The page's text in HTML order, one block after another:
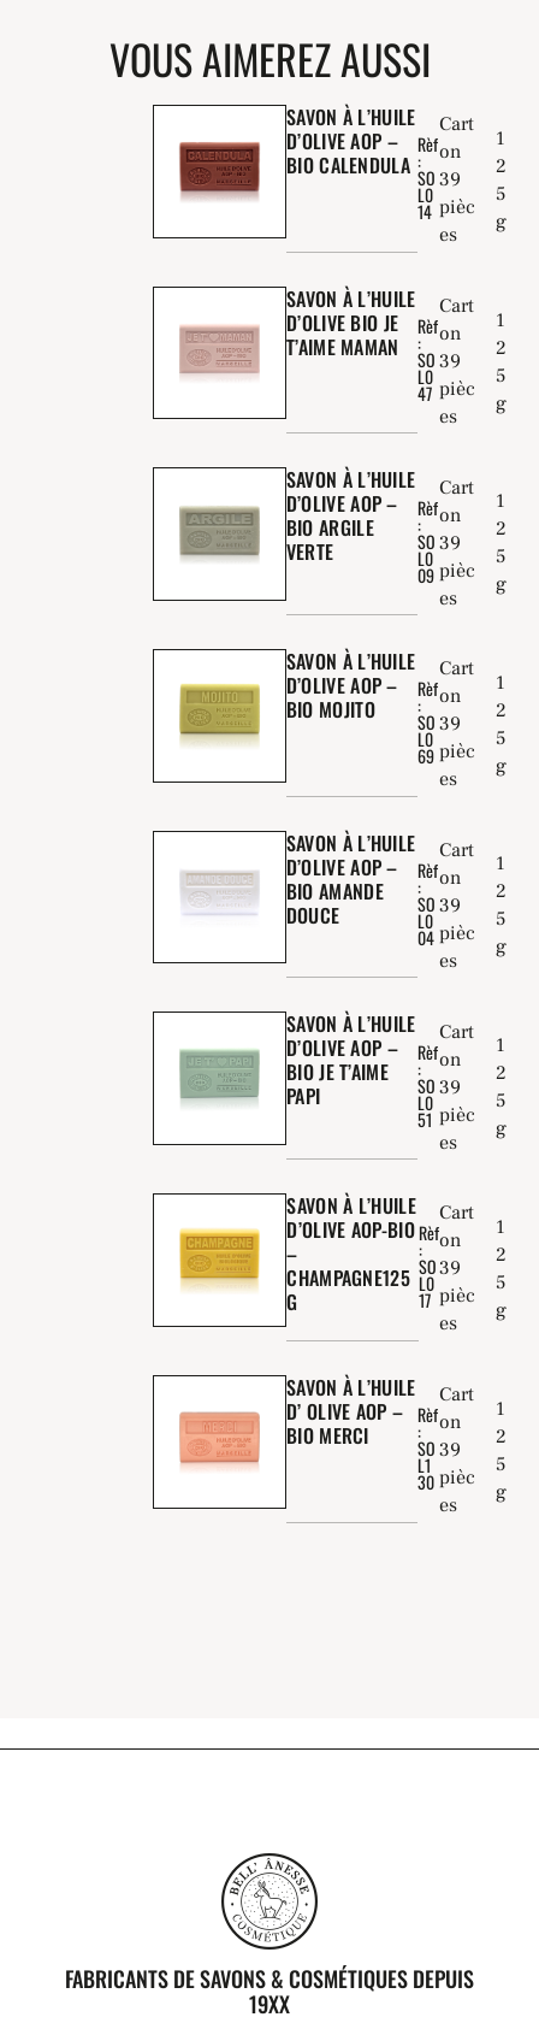
VOUS AIMEREZ AUSSI
SAVON À L’HUILE
D’OLIVE AOP –
BIO CALENDULA
Rèf
:
SO
L0
14
Cart
on
39
pièc
es
1
2
5
g
SAVON À L’HUILE
D’OLIVE BIO JE
T’AIME MAMAN
Rèf
:
SO
L0
47
Cart
on
39
pièc
es
1
2
5
g
SAVON À L’HUILE
D’OLIVE AOP –
BIO ARGILE
VERTE
Rèf
:
SO
L0
09
Cart
on
39
pièc
es
1
2
5
g
SAVON À L’HUILE
D’OLIVE AOP –
BIO MOJITO
Rèf
:
SO
L0
69
Cart
on
39
pièc
es
1
2
5
g
SAVON À L’HUILE
D’OLIVE AOP –
BIO AMANDE
DOUCE
Rèf
:
SO
L0
04
Cart
on
39
pièc
es
1
2
5
g
SAVON À L’HUILE
D’OLIVE AOP –
BIO JE T’AIME
PAPI
Rèf
:
SO
L0
51
Cart
on
39
pièc
es
1
2
5
g
SAVON À L’HUILE
D’OLIVE AOP-BIO
–
CHAMPAGNE125
G
Rèf
:
SO
L0
17
Cart
on
39
pièc
es
1
2
5
g
SAVON À L’HUILE
D’ OLIVE AOP –
BIO MERCI
Rèf
:
SO
L1
30
Cart
on
39
pièc
es
1
2
5
g
FABRICANTS DE SAVONS & COSMÉTIQUES DEPUIS
19XX